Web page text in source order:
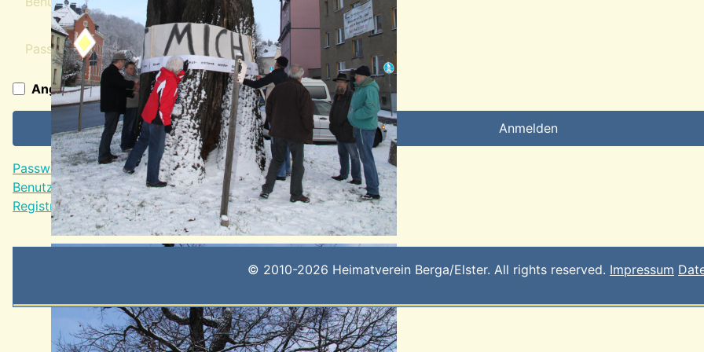
Passwort
Angemeldet bleiben
Anmelden
Passwort vergessen?
Benutzername vergessen?
Registrieren
© 2010-2026 Heimatverein Berga/Elster. All rights reserved. Impressum